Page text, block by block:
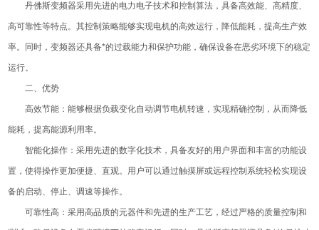
丹佛斯变频器采用先进的电力电子技术和控制算法，具备高效能、高精度、
高可靠性等特点。其控制策略能够实现电机的高效运行，降低能耗，提高生产效
率。同时，变频器还具备*的过载能力和保护功能，确保设备在恶劣环境下的稳定
运行。
二、优势
高效节能：能够根据负载变化自动调节电机转速，实现精确控制，从而降低
能耗，提高能源利用率。
智能化操作：采用先进的数字化技术，具备友好的用户界面和丰富的功能设
置，使得操作更加便捷、直观。用户可以通过触摸屏或远程控制系统轻松实现设
备的启动、停止、调速等操作。
可靠性高：采用高品质的元器件和先进的生产工艺，经过严格的质量控制和